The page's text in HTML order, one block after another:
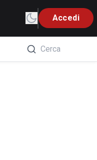
Accedi